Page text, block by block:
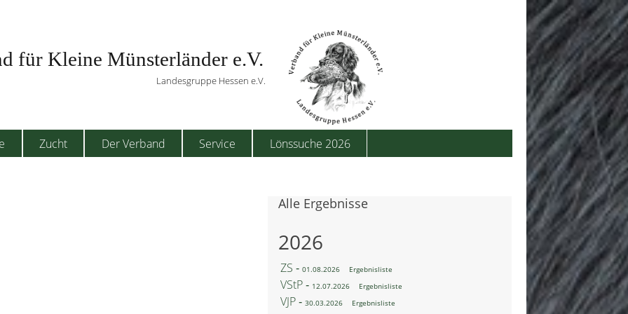
für Kleine Münsterländer e.V.
Landesgruppe Hessen e.V.
Zucht Der Verband Service Lönssuche 2026
Alle Ergebnisse
2026
ZS ‐ 01.08.2026 Ergebnisliste
VStP ‐ 12.07.2026 Ergebnisliste
VJP ‐ 30.03.2026 Ergebnisliste